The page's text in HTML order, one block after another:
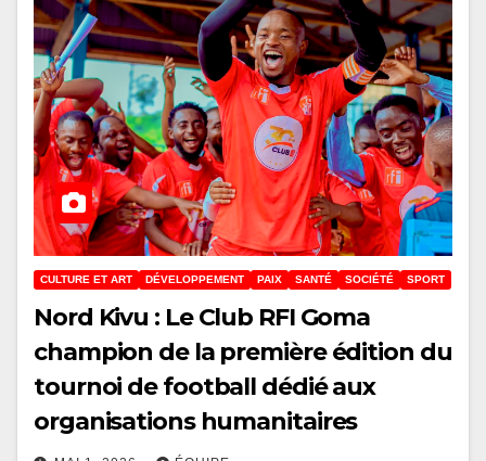
CULTURE ET ART DÉVELOPPEMENT PAIX SANTÉ SOCIÉTÉ SPORT
Nord Kivu : Le Club RFI Goma
champion de la première édition du
tournoi de football dédié aux
organisations humanitaires